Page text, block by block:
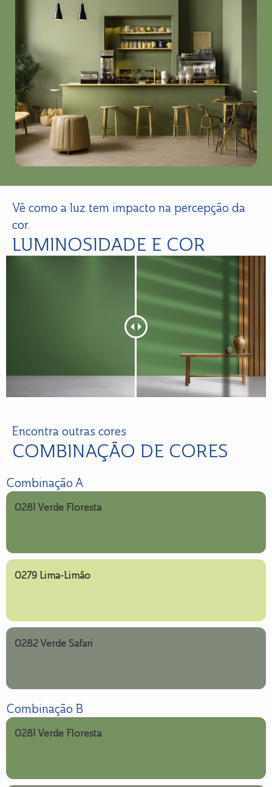
Vê como a luz tem impacto na percepção da
cor.
LUMINOSIDADE E COR
Encontra outras cores
COMBINAÇÃO DE CORES
Combinação A
0281 Verde Floresta
0279 Lima-Limão
0282 Verde Safari
Combinação B
0281 Verde Floresta